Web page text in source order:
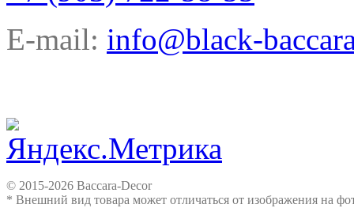
E-mail: info@black-
© 2015-2026 Baccara-Decor
* Внешний вид товара может отличаться от изображения на